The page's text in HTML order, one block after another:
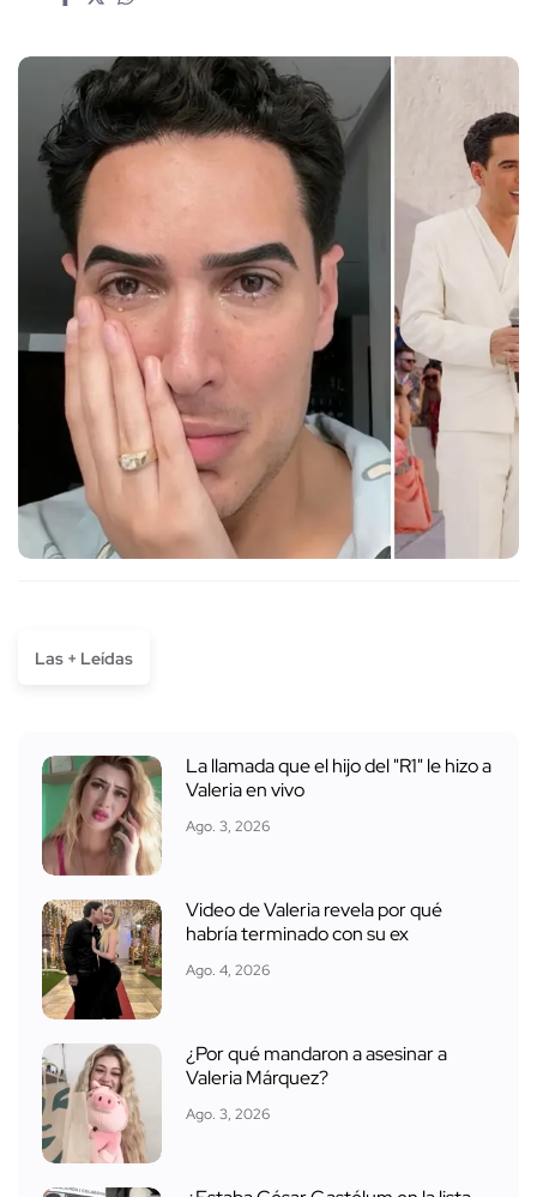
Las + Leídas
La llamada que el hijo del "R1" le hizo a
Valeria en vivo
Ago. 3, 2026
Video de Valeria revela por qué
habría terminado con su ex
Ago. 4, 2026
¿Por qué mandaron a asesinar a
Valeria Márquez?
Ago. 3, 2026